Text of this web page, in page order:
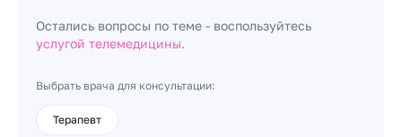
Остались вопросы по теме - воспользуйтесь
услугой телемедицины.
Выбрать врача для консультации:
Терапевт